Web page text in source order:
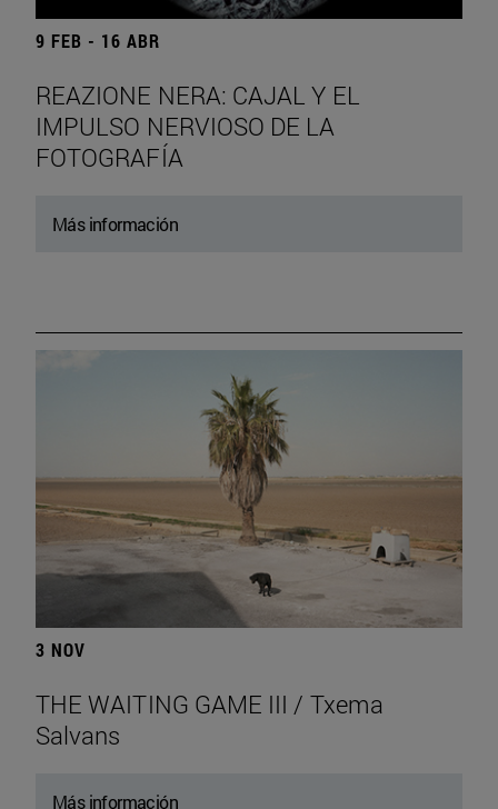
9 FEB - 16 ABR
REAZIONE NERA: CAJAL Y EL
IMPULSO NERVIOSO DE LA
FOTOGRAFÍA
Más información
3 NOV
THE WAITING GAME III / Txema
Salvans
Más información